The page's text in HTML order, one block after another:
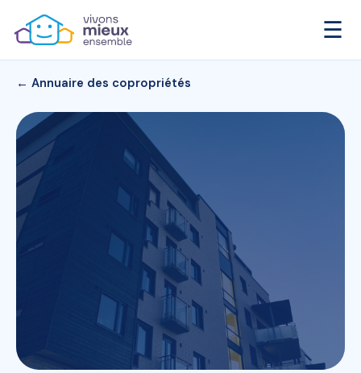
☰
← Annuaire des copropriétés